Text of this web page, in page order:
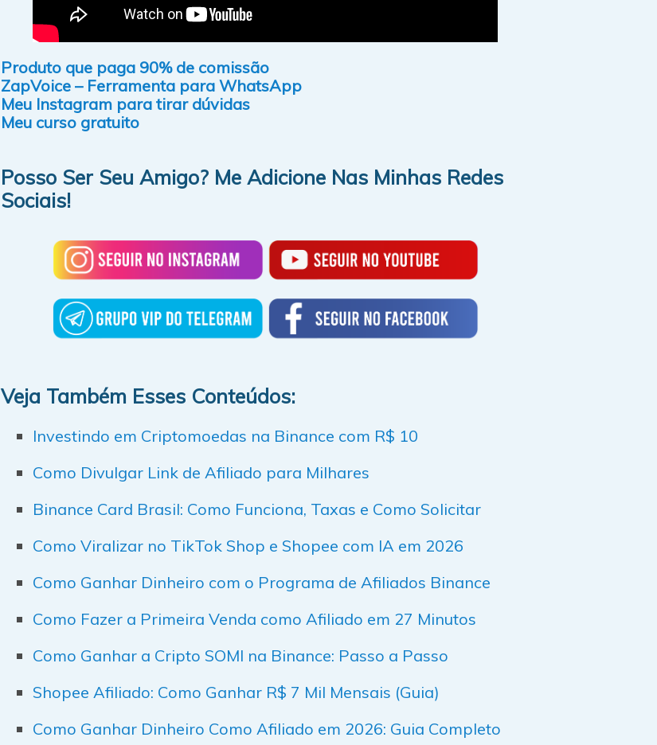
Produto que paga 90% de comissão
ZapVoice – Ferramenta para WhatsApp
Meu Instagram para tirar dúvidas
Meu curso gratuito
Posso Ser Seu Amigo? Me Adicione Nas Minhas Redes
Sociais!
Veja Também Esses Conteúdos:
Investindo em Criptomoedas na Binance com R$ 10
Como Divulgar Link de Afiliado para Milhares
Binance Card Brasil: Como Funciona, Taxas e Como Solicitar
Como Viralizar no TikTok Shop e Shopee com IA em 2026
Como Ganhar Dinheiro com o Programa de Afiliados Binance
Como Fazer a Primeira Venda como Afiliado em 27 Minutos
Como Ganhar a Cripto SOMI na Binance: Passo a Passo
Shopee Afiliado: Como Ganhar R$ 7 Mil Mensais (Guia)
Como Ganhar Dinheiro Como Afiliado em 2026: Guia Completo